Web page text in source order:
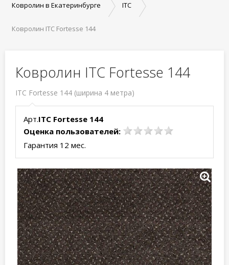
Ковролин в Екатеринбурге ITC
Ковролин ITC Fortesse 144
Ковролин ITC Fortesse 144
ITC Fortesse 144 (ширина 4 метра)
Арт.ITC Fortesse 144
Оценка пользователей:
Гарантия 12 мес.